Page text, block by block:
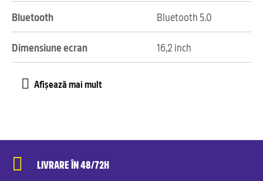
Bluetooth Bluetooth 5.0
Dimensiune ecran 16,2 inch
LIVRARE ÎN 48/72H